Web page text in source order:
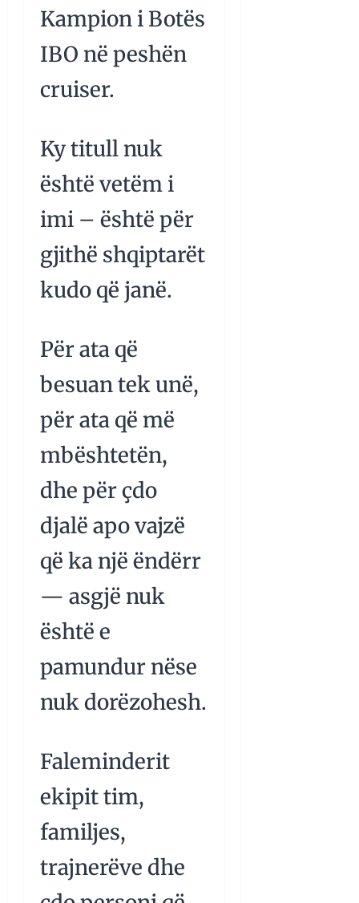
Kampion i Botës
IBO në peshën
cruiser.
Ky titull nuk
është vetëm i
imi – është për
gjithë shqiptarët
kudo që janë.
Për ata që
besuan tek unë,
për ata që më
mbështetën,
dhe për çdo
djalë apo vajzë
që ka një ëndërr
— asgjë nuk
është e
pamundur nëse
nuk dorëzohesh.
Faleminderit
ekipit tim,
familjes,
trajnerëve dhe